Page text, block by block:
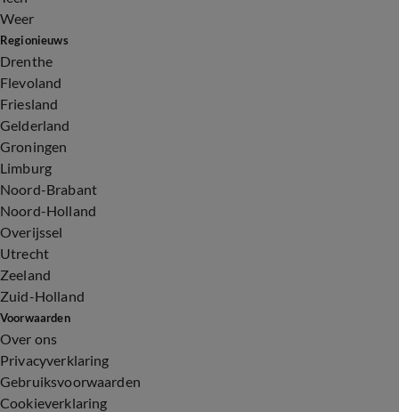
Weer
Regionieuws
Drenthe
Flevoland
Friesland
Gelderland
Groningen
Limburg
Noord-Brabant
Noord-Holland
Overijssel
Utrecht
Zeeland
Zuid-Holland
Voorwaarden
Over ons
Privacyverklaring
Gebruiksvoorwaarden
Cookieverklaring